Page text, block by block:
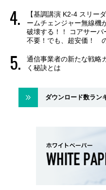
【基調講演 K2-4 スリー
ームチェンジャー無線機
破壊する！！ コアサー
不要！でも、超安価！
通信事業者の新たな戦
く秘訣とは
ダウンロード数ラン